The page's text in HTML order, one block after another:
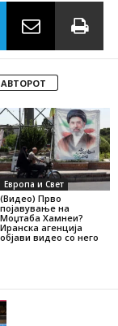
Европа и Свет
(Видео) Прво
појавување на
Моџтаба Хамнеи?
Иранска агенција
објави видео со него